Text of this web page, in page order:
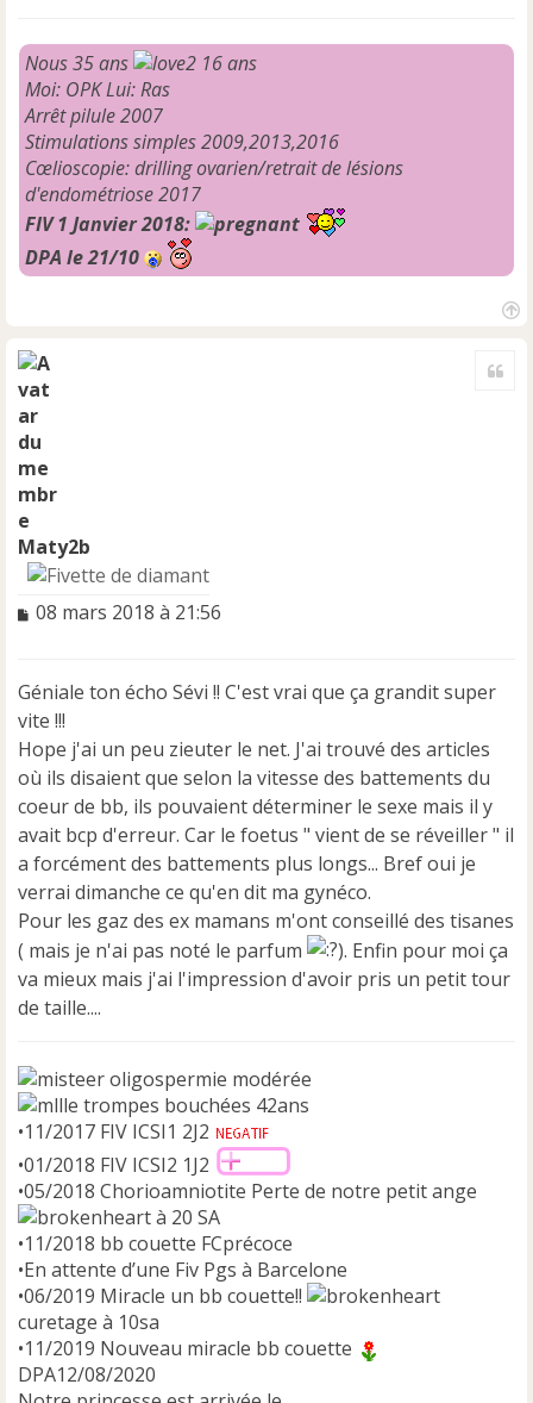
Nous 35 ans
16 ans
Moi: OPK Lui: Ras
Arrêt pilule 2007
Stimulations simples 2009,2013,2016
Cœlioscopie: drilling ovarien/retrait de lésions
d'endométriose 2017
FIV 1 Janvier 2018:
DPA le 21/10
Maty2b
M
s
a
g
e
n
o
n
l
u
08 mars 2018 à 21:56
Géniale ton écho Sévi !! C'est vrai que ça grandit super
vite !!!
Hope j'ai un peu zieuter le net. J'ai trouvé des articles
où ils disaient que selon la vitesse des battements du
coeur de bb, ils pouvaient déterminer le sexe mais il y
avait bcp d'erreur. Car le foetus " vient de se réveiller " il
a forcément des battements plus longs... Bref oui je
verrai dimanche ce qu'en dit ma gynéco.
Pour les gaz des ex mamans m'ont conseillé des tisanes
( mais je n'ai pas noté le parfum
). Enfin pour moi ça
va mieux mais j'ai l'impression d'avoir pris un petit tour
de taille....
oligospermie modérée
trompes bouchées 42ans
•11/2017 FIV ICSI1 2J2
•01/2018 FIV ICSI2 1J2
•05/2018 Chorioamniotite Perte de notre petit ange
à 20 SA
•11/2018 bb couette FCprécoce
•En attente d’une Fiv Pgs à Barcelone
•06/2019 Miracle un bb couette!!
curetage à 10sa
•11/2019 Nouveau miracle bb couette
DPA12/08/2020